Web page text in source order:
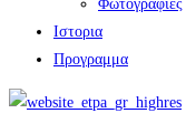
Φωτογραφιες
Ιστορια
Πρoγραμμα